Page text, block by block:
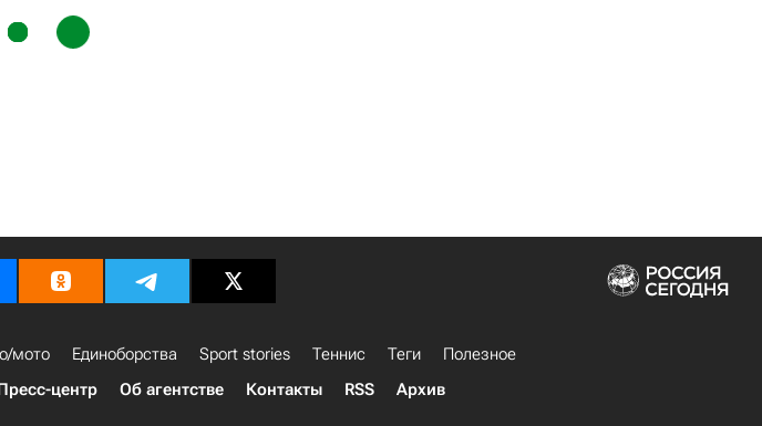
мото Единоборства Sport stories Теннис Теги
Полезное
центр Об агентстве Контакты RSS Архив